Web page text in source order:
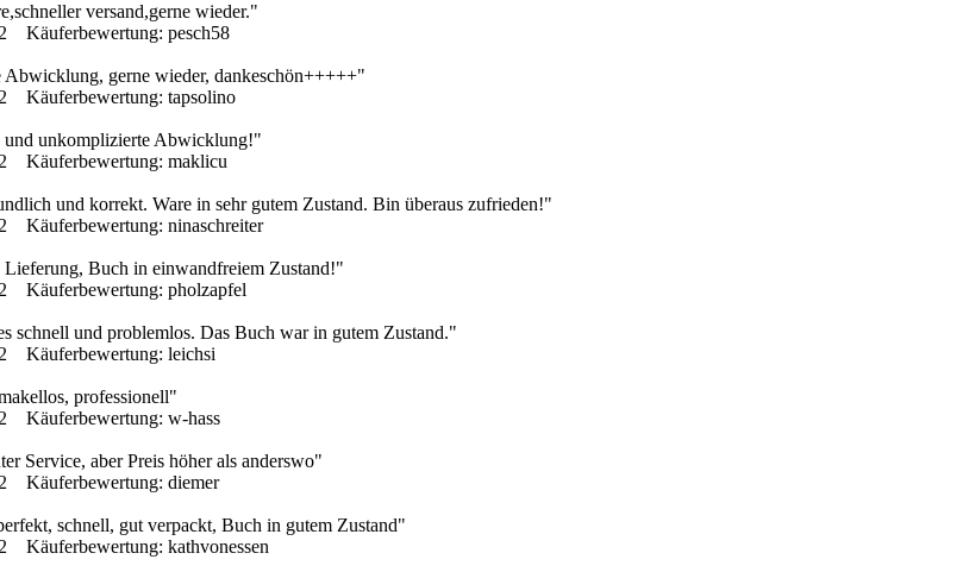
versand,gerne wieder."
Käuferbewertung: pesch58
Abwicklung, gerne wieder, dankeschön+++++"
Käuferbewertung: tapsolino
und unkomplizierte Abwicklung!"
Käuferbewertung: maklicu
und korrekt. Ware in sehr gutem Zustand. Bin überaus zufrieden!"
Käuferbewertung: ninaschreiter
Buch in einwandfreiem Zustand!"
Käuferbewertung: pholzapfel
schnell und problemlos. Das Buch war in gutem Zustand."
Käuferbewertung: leichsi
professionell"
Käuferbewertung: w-hass
Service, aber Preis höher als anderswo"
Käuferbewertung: diemer
schnell, gut verpackt, Buch in gutem Zustand"
Käuferbewertung: kathvonessen